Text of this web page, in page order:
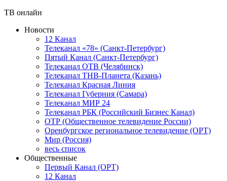
ТВ онлайн
Новости
12 Канал
Телеканал «78» (Санкт-Петербург)
Пятый Канал (Санкт-Петербург)
Телеканал ОТВ (Челябинск)
Телеканал ТНВ-Планета (Казань)
Телеканал Красная Линия
Телеканал Губерния (Самара)
Телеканал МИР 24
Телеканал РБК (Российский Бизнес Канал)
ОТР (Общественное телевидение России)
Оренбургское региональное телевидение (ОРТ)
Мир (Россия)
весь список
Общественные
Первый Канал (ОРТ)
12 Канал